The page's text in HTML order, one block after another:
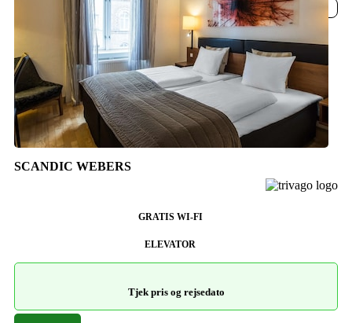
SCANDIC WEBERS
GRATIS WI-FI
ELEVATOR
Tjek pris og rejsedato